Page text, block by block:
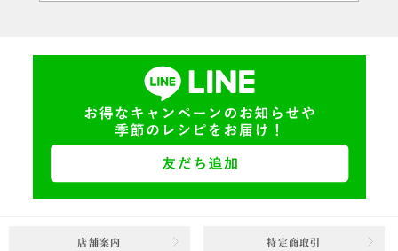
店舗案内 特定商取引